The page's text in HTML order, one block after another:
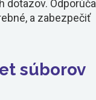
dotazov. Odporúča
a zabezpečiť
súborov